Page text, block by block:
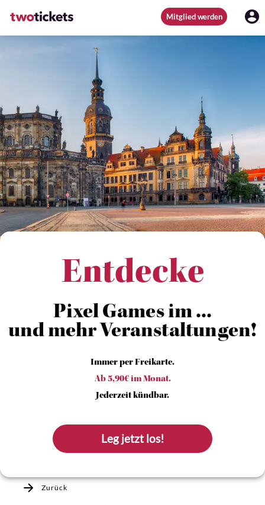
Mitglied werden
Entdecke
Pixel Games im ...
und mehr Veranstaltungen!
Immer per Freikarte.
Ab 5,90€ im Monat.
Jederzeit kündbar.
Leg jetzt los!
Zurück